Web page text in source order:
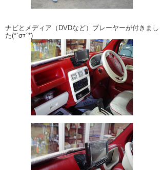
ナビとメディア（DVDなど）プレーヤーが付きまし
た(*`σｪ´*)